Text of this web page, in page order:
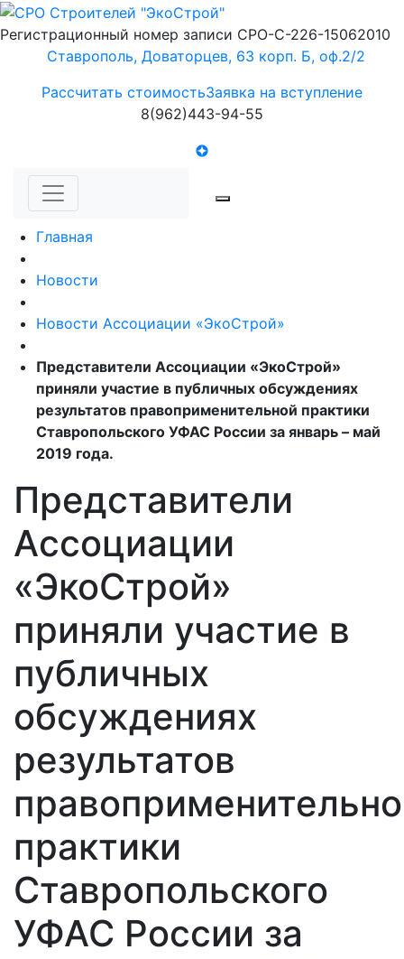
Регистрационный номер записи СРО-С-226-15062010
Ставрополь, Доваторцев, 63 корп. Б, оф.2/2
Рассчитать стоимостьЗаявка на вступление
8(962)443-94-55
Главная
Новости
Новости Ассоциации «ЭкоСтрой»
Представители Ассоциации «ЭкоСтрой»
приняли участие в публичных обсуждениях
результатов правоприменительной практики
Ставропольского УФАС России за январь – май
2019 года.
Представители
Ассоциации
«ЭкоСтрой»
приняли участие в
публичных
обсуждениях
результатов
практики
Ставропольского
УФАС России за